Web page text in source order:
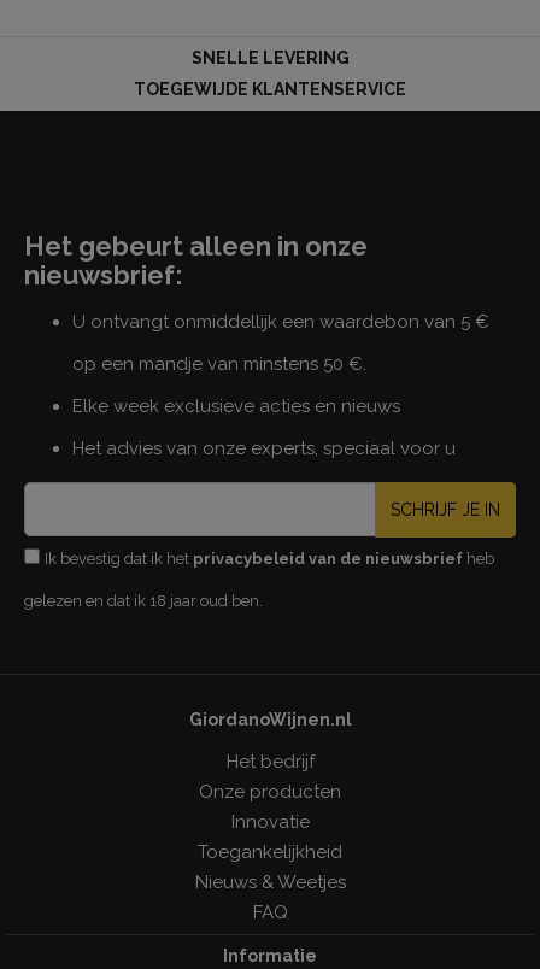
SNELLE LEVERING
TOEGEWIJDE KLANTENSERVICE
Het gebeurt alleen in onze
nieuwsbrief:
U ontvangt onmiddellijk een waardebon van 5 €
op een mandje van minstens 50 €.
Elke week exclusieve acties en nieuws
Het advies van onze experts, speciaal voor u
SCHRIJF JE IN
Ik bevestig dat ik het privacybeleid van de nieuwsbrief heb
gelezen en dat ik 18 jaar oud ben.
GiordanoWijnen.nl
Het bedrijf
Onze producten
Innovatie
Toegankelijkheid
Nieuws & Weetjes
FAQ
Informatie